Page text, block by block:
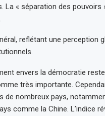
« séparation des pouvoirs
reflétant une perception
envers la démocratie
très importante.
de nombreux pays,
comme la Chine. L’indice